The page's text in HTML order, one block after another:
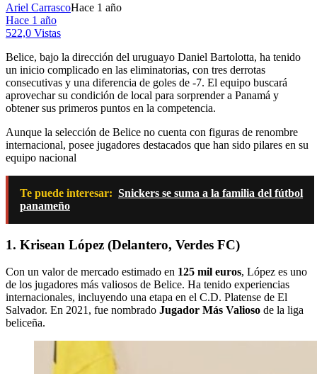
Ariel CarrascoHace 1 año
Hace 1 año
522,0 Vistas
Belice, bajo la dirección del uruguayo Daniel Bartolotta, ha tenido
un inicio complicado en las eliminatorias, con tres derrotas
consecutivas y una diferencia de goles de -7. El equipo buscará
aprovechar su condición de local para sorprender a Panamá y
obtener sus primeros puntos en la competencia.
Aunque la selección de Belice no cuenta con figuras de renombre
internacional, posee jugadores destacados que han sido pilares en su
equipo nacional
Te puede interesar: Snickers se suma a la familia del fútbol
panameño
1. Krisean López (Delantero, Verdes FC)
Con un valor de mercado estimado en 125 mil euros, López es uno
de los jugadores más valiosos de Belice. Ha tenido experiencias
internacionales, incluyendo una etapa en el C.D. Platense de El
Salvador. En 2021, fue nombrado Jugador Más Valioso de la liga
beliceña.